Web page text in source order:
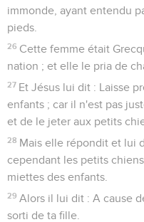
immonde, ayant entendu
pieds.
26 Cette femme était
nation ; et elle le pria de
27 Et Jésus lui dit : Laisse
enfants ; car il n'est pas
et de le jeter aux petits
28 Mais elle répondit et lui
cependant les petits
miettes des enfants.
29 Alors il lui dit : A cause
sorti de ta fille.